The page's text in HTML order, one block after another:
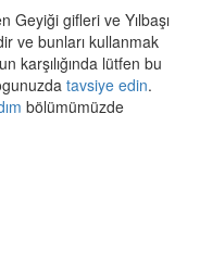
Geyiği gifleri ve Yılbaşı
ve bunları kullanmak
karşılığında lütfen bu
tavsiye edin.
bölümümüzde